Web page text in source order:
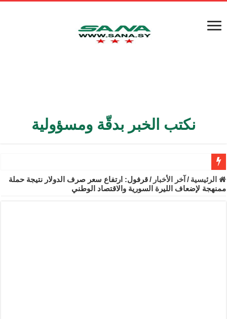
نكتب الخبر بدقّة ومسؤولية
الأمن الداخلي يعثر على مقبرة جماعية في ريف اللاذقية تضم 9 جثامين
الوزير الشيباني يبحث في باريس تعزيز الاستقرار في سوريا
الرئيسية / آخر الأخبار /قرفول: ارتفاع سعر صرف الدولار نتيجة حملة
ممنهجة لإضعاف الليرة السورية والاقتصاد الوطني